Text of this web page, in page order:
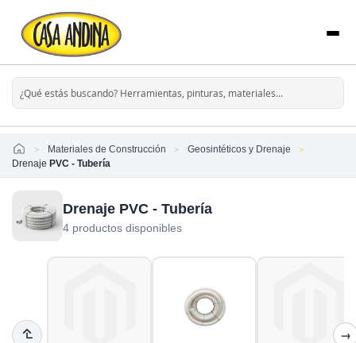
HomeMateriales de Construcción
Geosintéticos y Drenaje
Drenaje PVC - Tubería
Drenaje PVC - Tubería
4 productos disponibles
→